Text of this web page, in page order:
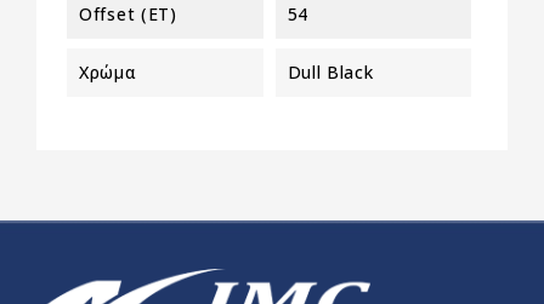
Offset (ET) 54
Χρώμα Dull Black